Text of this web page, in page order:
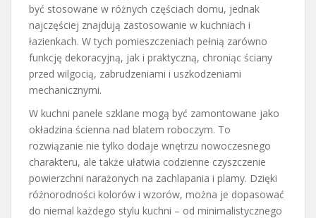
być stosowane w różnych częściach domu, jednak
najczęściej znajdują zastosowanie w kuchniach i
łazienkach. W tych pomieszczeniach pełnią zarówno
funkcję dekoracyjną, jak i praktyczną, chroniąc ściany
przed wilgocią, zabrudzeniami i uszkodzeniami
mechanicznymi.
W kuchni panele szklane mogą być zamontowane jako
okładzina ścienna nad blatem roboczym. To
rozwiązanie nie tylko dodaje wnętrzu nowoczesnego
charakteru, ale także ułatwia codzienne czyszczenie
powierzchni narażonych na zachlapania i plamy. Dzięki
różnorodności kolorów i wzorów, można je dopasować
do niemal każdego stylu kuchni – od minimalistycznego